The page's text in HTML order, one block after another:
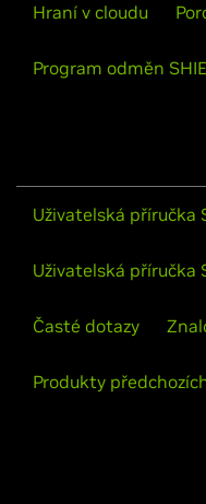
Hraní v cloudu
Program odměn
Uživatelská příručka
Uživatelská příručka
Časté dotazy
Produkty